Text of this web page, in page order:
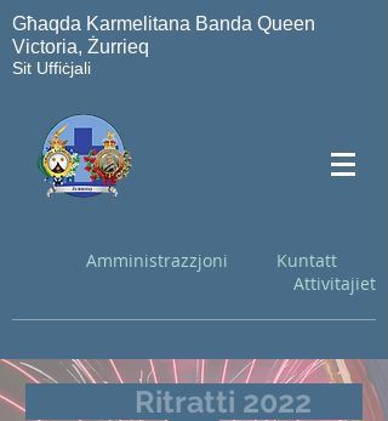
Għaqda Karmelitana Banda Queen
Victoria, Żurrieq
Sit Uffiċjali
Amministrazzjoni
Kuntatt
Attivitajiet
Ritratti 2022